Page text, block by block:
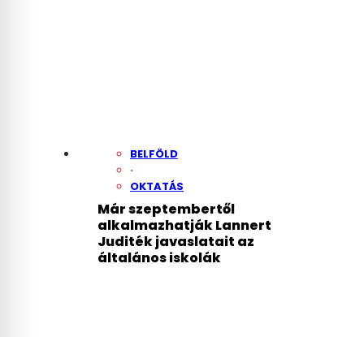
BELFÖLD
·
OKTATÁS
Már szeptembertől
alkalmazhatják Lannert
Juditék javaslatait az
általános iskolák